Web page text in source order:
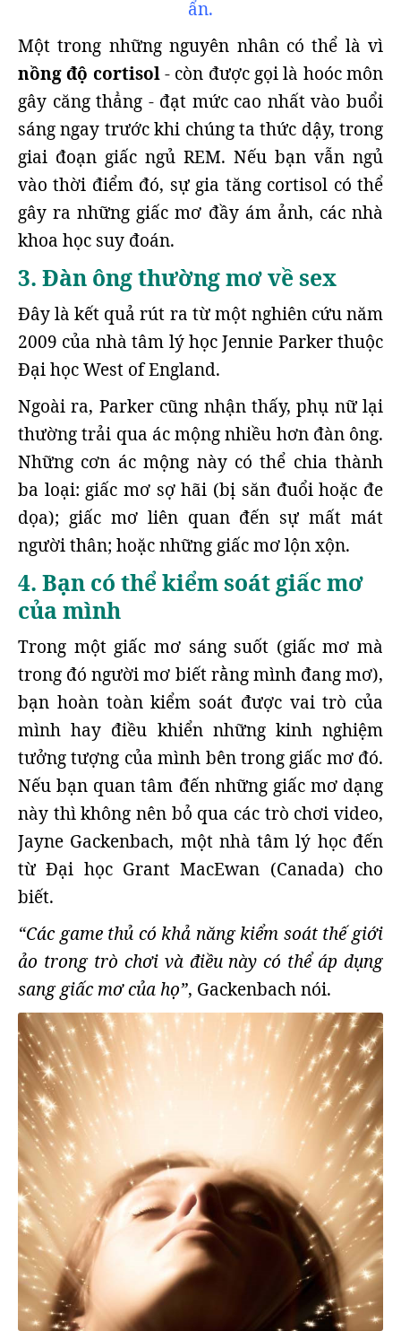
ẩn.
Một trong những nguyên nhân có thể là vì
nồng độ cortisol- còn được gọi là hoóc môn
gây căng thẳng - đạt mức cao nhất vào buổi
sáng ngay trước khi chúng ta thức dậy, trong
giai đoạn giấc ngủ REM. Nếu bạn vẫn ngủ
vào thời điểm đó, sự gia tăng cortisol có thể
gây ra những giấc mơ đầy ám ảnh, các nhà
khoa học suy đoán.
3. Đàn ông thường mơ về sex
Đây là kết quả rút ra từ một nghiên cứu năm
2009 của nhà tâm lý học Jennie Parker thuộc
Đại học West of England.
Ngoài ra, Parker cũng nhận thấy, phụ nữ lại
thường trải qua ác mộng nhiều hơn đàn ông.
Những cơn ác mộng này có thể chia thành
ba loại: giấc mơ sợ hãi (bị săn đuổi hoặc đe
dọa); giấc mơ liên quan đến sự mất mát
người thân; hoặc những giấc mơ lộn xộn.
4. Bạn có thể kiểm soát giấc mơ
của mình
Trong một giấc mơ sáng suốt (giấc mơ mà
trong đó người mơ biết rằng mình đang mơ),
bạn hoàn toàn kiểm soát được vai trò của
mình hay điều khiển những kinh nghiệm
tưởng tượng của mình bên trong giấc mơ đó.
Nếu bạn quan tâm đến những giấc mơ dạng
này thì không nên bỏ qua các trò chơi video,
Jayne Gackenbach, một nhà tâm lý học đến
từ Đại học Grant MacEwan (Canada) cho
biết.
“Các game thủ có khả năng kiểm soát thế giới
ảo trong trò chơi và điều này có thể áp dụng
sang giấc mơ của họ”, Gackenbach nói.